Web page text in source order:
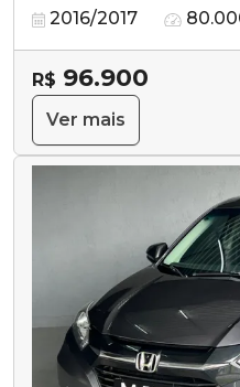
2016/2017
R$ 96.900
Ver mais